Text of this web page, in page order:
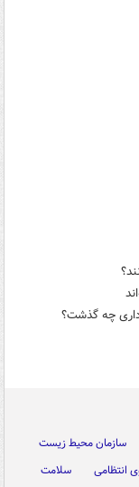
چه گذشت؟
سازمان محیط زیست
انتظامی سلامت